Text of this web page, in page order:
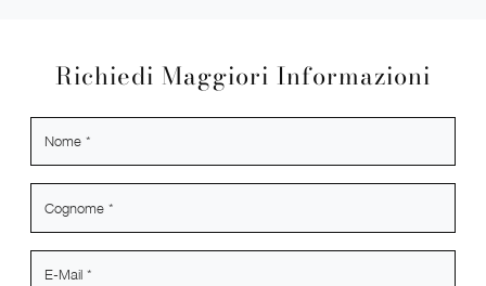
Richiedi Maggiori Informazioni